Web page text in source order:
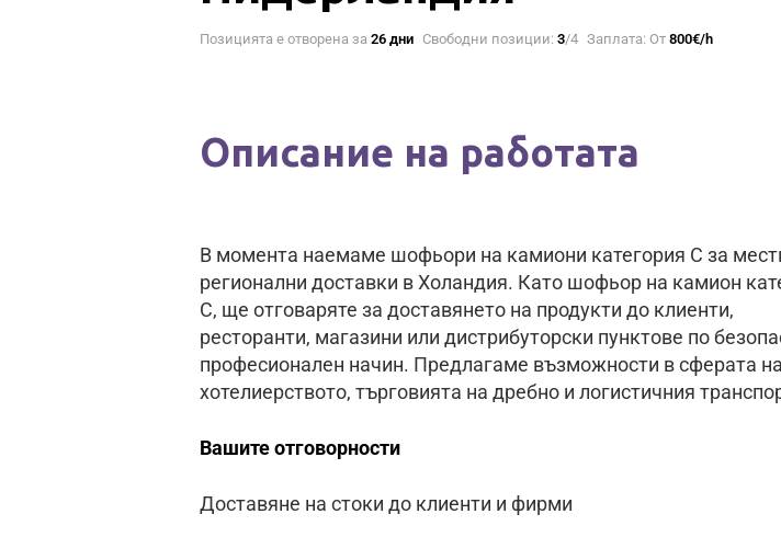
Позицията е отворена за 26 дни Свободни позиции: 3/4 Заплата: От 800€/h
Описание на работата
В момента наемаме шофьори на камиони категория C за
регионални доставки в Холандия. Като шофьор на камион
C, ще отговаряте за доставянето на продукти до клиенти,
ресторанти, магазини или дистрибуторски пунктове по
професионален начин. Предлагаме възможности в сферата на
хотелиерството, търговията на дребно и логистичния
Вашите отговорности
Доставяне на стоки до клиенти и фирми